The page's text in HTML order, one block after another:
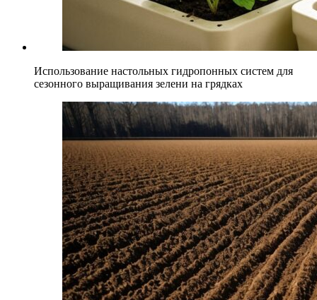
Использование настольных гидропонных систем для
сезонного выращивания зелени на грядках